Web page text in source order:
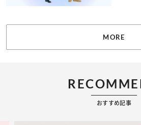
MORE
おすすめ記事